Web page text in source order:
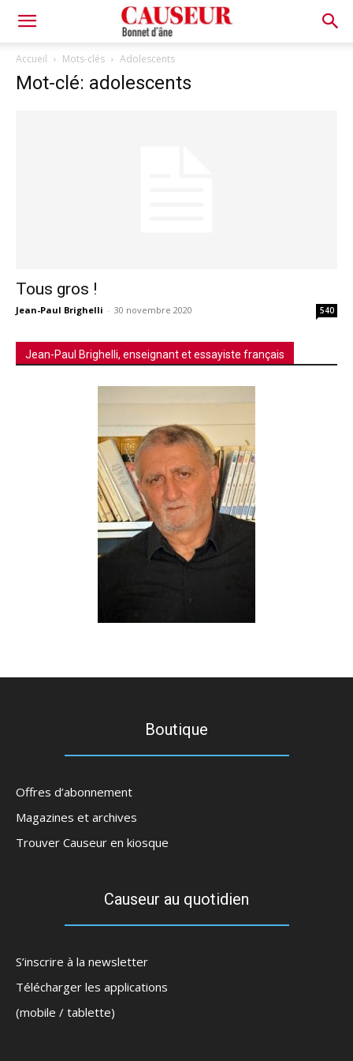
Bonnet
d'âne
Accueil Mots-clés Adolescents
Mot-clé: adolescents
Tous gros !
Jean-Paul Brighelli - 30 novembre 2020 540
Jean-Paul Brighelli, enseignant et essayiste français
Boutique
Offres d’abonnement
Magazines et archives
Trouver Causeur en kiosque
Causeur au quotidien
S’inscrire à la newsletter
Télécharger les applications
(mobile / tablette)